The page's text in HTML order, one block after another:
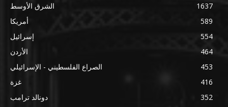
الشرق الأوسط
1637
أمريكا
589
إسرائيل
554
الأردن
464
الصراع الفلسطيني - الإسرائيلي
453
غزة
416
دونالد ترامب
352